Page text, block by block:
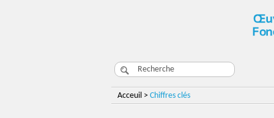
Acceuil > Chiffres clés